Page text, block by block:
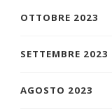
OTTOBRE 2023
SETTEMBRE 2023
AGOSTO 2023